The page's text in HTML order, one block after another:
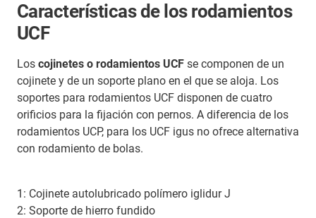
Características de los rodamientos
UCF
Los cojinetes o rodamientos UCF se componen de un
cojinete y de un soporte plano en el que se aloja. Los
soportes para rodamientos UCF disponen de cuatro
orificios para la fijación con pernos. A diferencia de los
rodamientos UCP, para los UCF igus no ofrece alternativa
con rodamiento de bolas.
1: Cojinete autolubricado polímero iglidur J
2: Soporte de hierro fundido